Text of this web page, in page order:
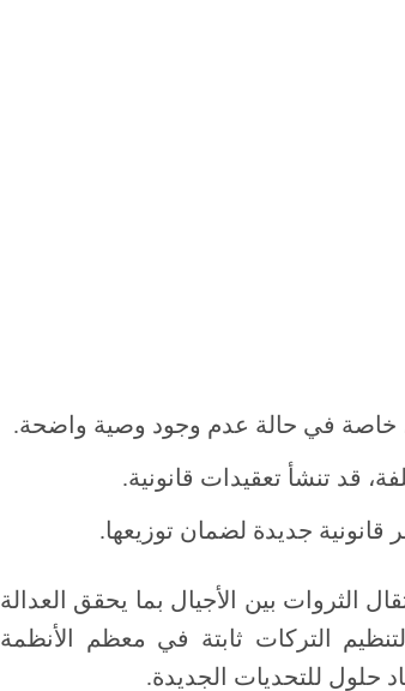
خاصة في حالة عدم وجود وصية واضحة.
قد تنشأ تعقيدات قانونية.
قانونية جديدة لضمان توزيعها.
الثروات بين الأجيال بما يحقق العدالة
لتنظيم التركات ثابتة في معظم الأنظمة
حلول للتحديات الجديدة.